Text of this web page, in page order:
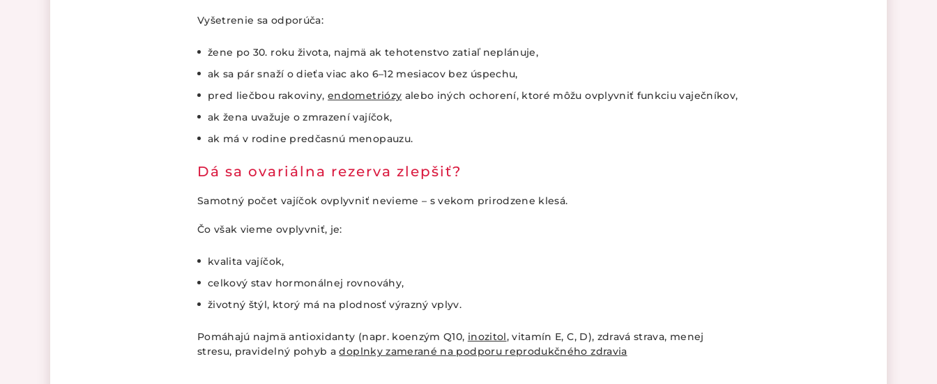
Vyšetrenie sa odporúča:
žene po 30. roku života, najmä ak tehotenstvo zatiaľ neplánuje,
ak sa pár snaží o dieťa viac ako 6–12 mesiacov bez úspechu,
pred liečbou rakoviny,endometriózy alebo iných ochorení, ktoré môžu ovplyvniť funkciu vaječníkov,
ak žena uvažuje o zmrazení vajíčok,
ak má v rodine predčasnú menopauzu.
Dá sa ovariálna rezerva zlepšiť?
Samotný počet vajíčok ovplyvniť nevieme – s vekom prirodzene klesá.
Čo však vieme ovplyvniť, je:
kvalita vajíčok,
celkový stav hormonálnej rovnováhy,
životný štýl, ktorý má na plodnosť výrazný vplyv.
Pomáhajú najmä antioxidanty (napr. koenzým Q10, inozitol, vitamín E, C, D), zdravá strava, menej
stresu, pravidelný pohyb adoplnky zamerané na podporu reprodukčného zdravia